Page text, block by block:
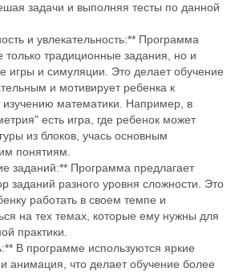
задачи и выполняя тесты по данной
и увлекательность:** Программа
только традиционные задания, но и
игры и симуляции. Это делает обучение
и мотивирует ребенка к
математики. Например, в
есть игра, где ребенок может
из блоков, учась основным
понятиям.
заданий:** Программа предлагает
заданий разного уровня сложности. Это
работать в своем темпе и
на тех темах, которые ему нужны для
практики.
В программе используются яркие
анимация, что делает обучение более